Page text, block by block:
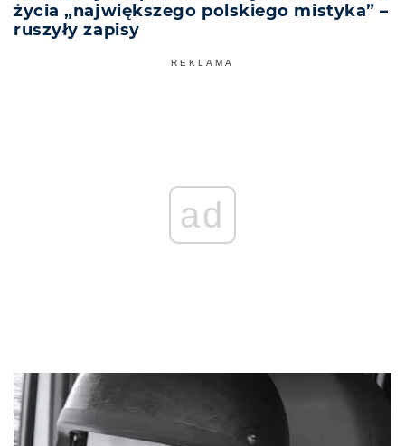
życia „największego polskiego mistyka” –
ruszyły zapisy
REKLAMA
ad